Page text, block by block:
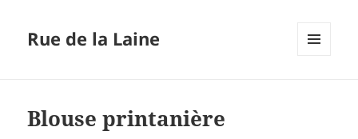
Rue de la Laine
Blouse printanière